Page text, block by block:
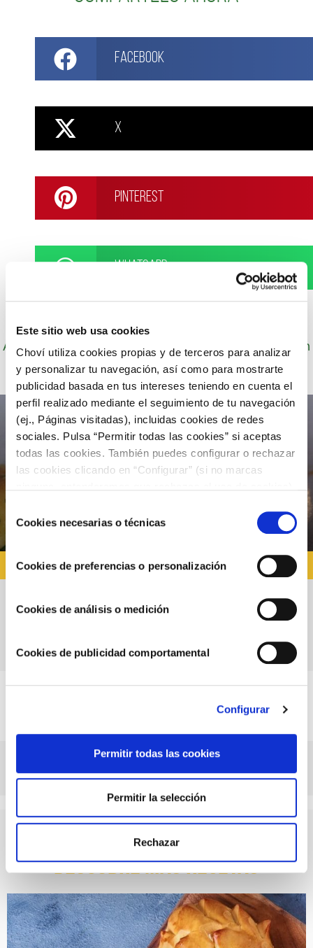
Este sitio web usa cookies
Choví utiliza cookies propias y de terceros para analizar
y personalizar tu navegación, así como para mostrarte
publicidad basada en tus intereses teniendo en cuenta el
perfil realizado mediante el seguimiento de tu navegación
(ej., Páginas visitadas), incluidas cookies de redes
sociales. Pulsa “Permitir todas las cookies” si aceptas
todas las cookies. También puedes configurar o rechazar
las cookies clicando en “Configurar” (si no marcas
COOKIES.
deCookies necesarias o técnicas
Cookies de preferencias o personalización
Cookies de análisis o medición
Cookies de publicidad comportamental
Configurar
Permitir todas las cookies
Permitir la selección
Rechazar
Facebook
X
Pinterest
WhatsApp
Autor: Cocineros de Choví, expertos en recetas con
salsas para el disfrute.
RECETAS CON CARNE
Receta de solomillo de cerdo en salsa de
Descubre más recetas